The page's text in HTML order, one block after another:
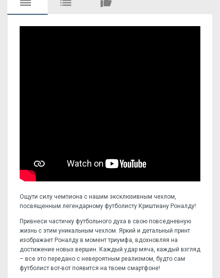
Ощути силу чемпиона с нашим эксклюзивным чехлом,
посвященным легендарному футболисту Криштиану Роналду!
Привнеси частичку футбольного духа в свою повседневную
жизнь с этим уникальным чехлом. Яркий и детальный принт
изображает Роналду в момент триумфа, вдохновляя на
достижение новых вершин. Каждый удар мяча, каждый взгляд
– все это передано с невероятным реализмом, будто сам
футболист вот-вот появится на твоем смартфоне!